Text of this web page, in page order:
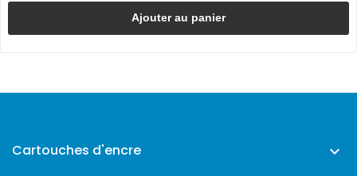
Ajouter au panier
Cartouches d'encre 